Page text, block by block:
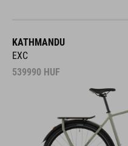
KATHMANDU
EXC
539990 HUF